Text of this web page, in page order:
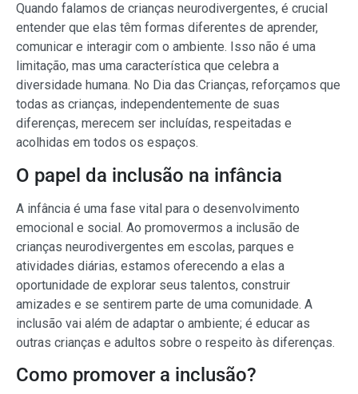
Quando falamos de crianças neurodivergentes, é crucial
entender que elas têm formas diferentes de aprender,
comunicar e interagir com o ambiente. Isso não é uma
limitação, mas uma característica que celebra a
diversidade humana. No Dia das Crianças, reforçamos que
todas as crianças, independentemente de suas
diferenças, merecem ser incluídas, respeitadas e
acolhidas em todos os espaços.
O papel da inclusão na infância
A infância é uma fase vital para o desenvolvimento
emocional e social. Ao promovermos a inclusão de
crianças neurodivergentes em escolas, parques e
atividades diárias, estamos oferecendo a elas a
oportunidade de explorar seus talentos, construir
amizades e se sentirem parte de uma comunidade. A
inclusão vai além de adaptar o ambiente; é educar as
outras crianças e adultos sobre o respeito às diferenças.
Como promover a inclusão?